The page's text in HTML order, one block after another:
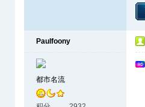
Paulfoony
都市名流